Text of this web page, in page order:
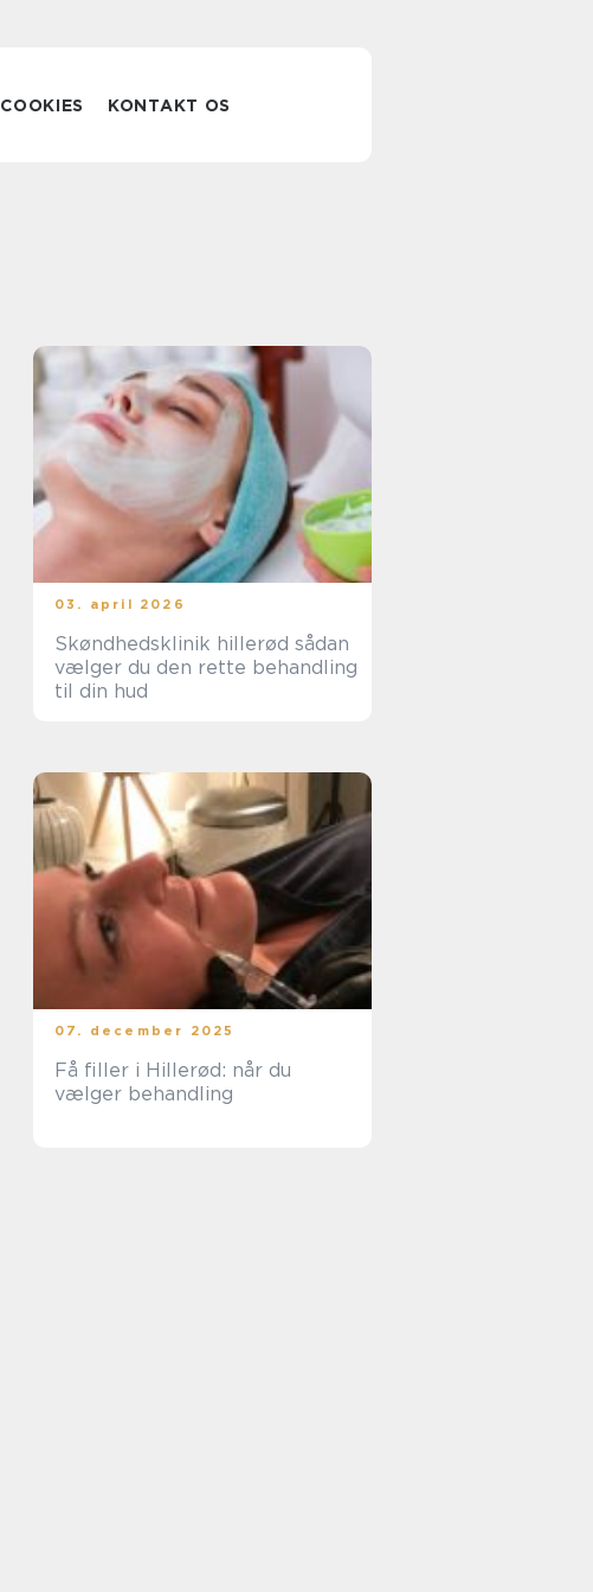
COOKIES KONTAKT OS
03. april 2026
Skøndhedsklinik hillerød sådan
vælger du den rette behandling
til din hud
07. december 2025
Få filler i Hillerød: når du
vælger behandling